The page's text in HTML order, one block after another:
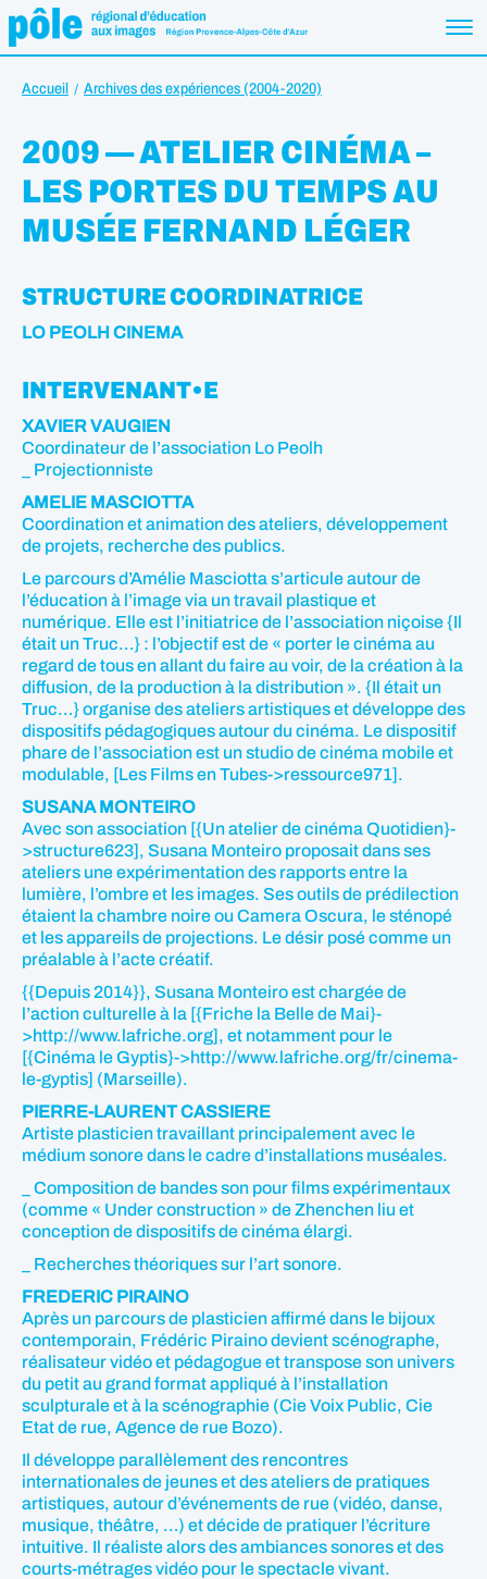
Accueil Archives des expériences (2004-2020)
2009 — ATELIER CINÉMA –
LES PORTES DU TEMPS AU
MUSÉE FERNAND LÉGER
STRUCTURE COORDINATRICE
LO PEOLH CINEMA
INTERVENANT•E
XAVIER VAUGIEN
Coordinateur de l’association Lo Peolh
_ Projectionniste
AMELIE MASCIOTTA
Coordination et animation des ateliers, développement
de projets, recherche des publics.
Le parcours d’Amélie Masciotta s’articule autour de
l’éducation à l’image via un travail plastique et
numérique. Elle est l’initiatrice de l’association niçoise {Il
était un Truc…} : l’objectif est de « porter le cinéma au
regard de tous en allant du faire au voir, de la création à la
diffusion, de la production à la distribution ». {Il était un
Truc…} organise des ateliers artistiques et développe des
dispositifs pédagogiques autour du cinéma. Le dispositif
phare de l’association est un studio de cinéma mobile et
modulable, [Les Films en Tubes->ressource971].
SUSANA MONTEIRO
Avec son association [{Un atelier de cinéma Quotidien}-
>structure623], Susana Monteiro proposait dans ses
ateliers une expérimentation des rapports entre la
lumière, l’ombre et les images. Ses outils de prédilection
étaient la chambre noire ou Camera Oscura, le sténopé
et les appareils de projections. Le désir posé comme un
préalable à l’acte créatif.
{{Depuis 2014}}, Susana Monteiro est chargée de
l’action culturelle à la [{Friche la Belle de Mai}-
>http://www.lafriche.org], et notamment pour le
[{Cinéma le Gyptis}->http://www.lafriche.org/fr/cinema-
le-gyptis] (Marseille).
PIERRE-LAURENT CASSIERE
Artiste plasticien travaillant principalement avec le
médium sonore dans le cadre d’installations muséales.
_ Composition de bandes son pour films expérimentaux
(comme « Under construction » de Zhenchen liu et
conception de dispositifs de cinéma élargi.
_ Recherches théoriques sur l’art sonore.
FREDERIC PIRAINO
Après un parcours de plasticien affirmé dans le bijoux
contemporain, Frédéric Piraino devient scénographe,
réalisateur vidéo et pédagogue et transpose son univers
du petit au grand format appliqué à l’installation
sculpturale et à la scénographie (Cie Voix Public, Cie
Etat de rue, Agence de rue Bozo).
Il développe parallèlement des rencontres
internationales de jeunes et des ateliers de pratiques
artistiques, autour d’événements de rue (vidéo, danse,
musique, théâtre, …) et décide de pratiquer l’écriture
intuitive. Il réaliste alors des ambiances sonores et des
courts-métrages vidéo pour le spectacle vivant.